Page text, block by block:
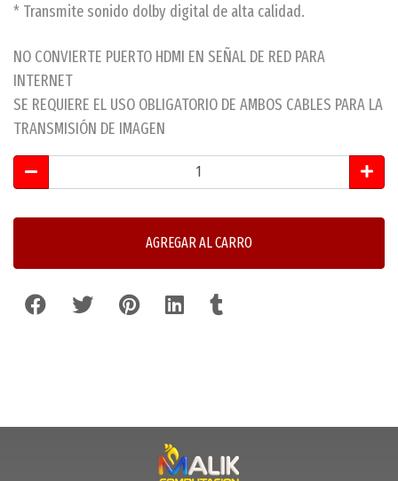
* Transmite sonido dolby digital de alta calidad.
NO CONVIERTE PUERTO HDMI EN SEÑAL DE RED PARA
INTERNET
SE REQUIERE EL USO OBLIGATORIO DE AMBOS CABLES PARA LA
TRANSMISIÓN DE IMAGEN
AGREGAR AL CARRO